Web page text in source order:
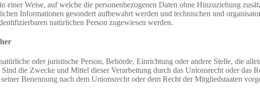
einer Weise, auf welche die personenbezogenen Daten ohne Hinzuziehung
Informationen gesondert aufbewahrt werden und technischen und
natürlichen Person zugewiesen werden.
oder juristische Person, Behörde, Einrichtung oder andere Stelle, die
die Zwecke und Mittel dieser Verarbeitung durch das Unionsrecht oder das
Benennung nach dem Unionsrecht oder dem Recht der Mitgliedstaaten